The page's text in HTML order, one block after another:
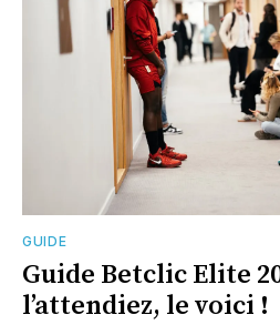
GUIDE
Guide Betclic Elite
l’attendiez, le voici !